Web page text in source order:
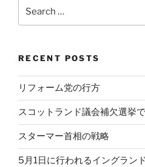
for:
RECENT POSTS
リフォーム党の行方
スコットランド議会補欠選挙
スターマー首相の戦略
5月1日に行われるイングラン